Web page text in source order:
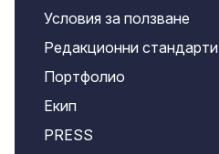
Условия за ползване
Редакционни стандарти
Портфолио
Екип
PRESS